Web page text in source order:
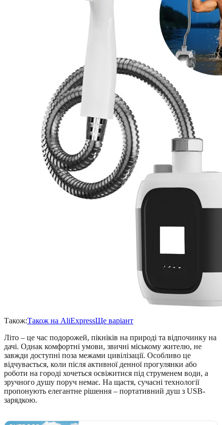
Також:Також на AliExpressЩе варіант
Літо – це час подорожей, пікніків на природі та відпочинку на
дачі. Однак комфортні умови, звичні міському жителю, не
завжди доступні поза межами цивілізації. Особливо це
відчувається, коли після активної денної прогулянки або
роботи на городі хочеться освіжитися під струменем води, а
зручного душу поруч немає. На щастя, сучасні технології
пропонують елегантне рішення – портативний душ з USB-
зарядкою.